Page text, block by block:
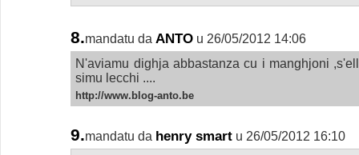
8.mandatu da ANTO u 26/05/2012 14:06
N'aviamu dighja abbastanza cu i manghjoni
simu lecchi ....
http://www.blog-anto.be
9.mandatu da henry smart u 26/05/2012 16:10